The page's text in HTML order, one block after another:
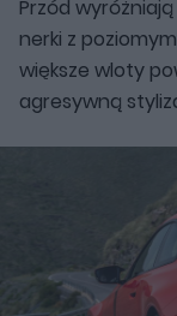
Przód
nerki z
większe wloty
agresywną